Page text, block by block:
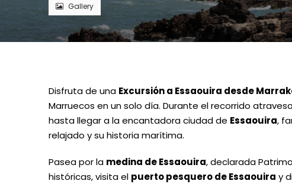
Gallery
Disfruta de una Excursión a Essaouira desde
Marruecos en un solo día. Durante el recorrido
hasta llegar a la encantadora ciudad de Essaouira,
relajado y su historia marítima.
Pasea por la medina de Essaouira, declarada
históricas, visita el puerto pesquero de Essaouira y